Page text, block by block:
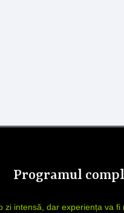
Programul
zi intensă, dar experiența va fi